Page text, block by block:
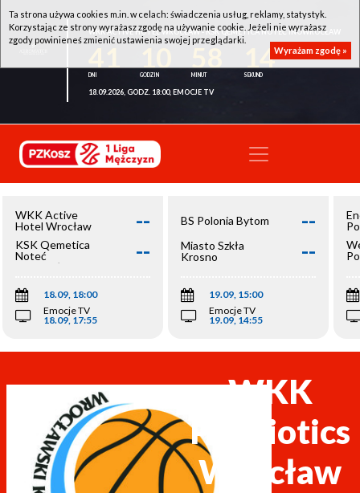
WKK ACTIVE HOTEL WROCŁAW - KSK QEMETICA NOTEĆ INOWROCŁAW
14
18.09.2026, GODZ. 18:00, EMOCJE TV
WKK Active
Hotel Wrocław
--
KSK Qemetica
Noteć
Inowrocław
--
18.09, 18:00
Emocje TV
18.09, 17:55
BS Polonia Bytom --
Miasto Szkła
Krosno
--
19.09, 15:00
Emocje TV
19.09, 14:55
WKK
ProBiotics
Wrocław
Ta strona używa cookies m.in. w celach: świadczenia usług, reklamy, statystyk.
Korzystając ze strony wyrażasz zgodę na używanie cookie. Jeżeli nie wyrażasz
zgody powinieneś zmienić ustawienia swojej przeglądarki.
Wyrażam zgodę »